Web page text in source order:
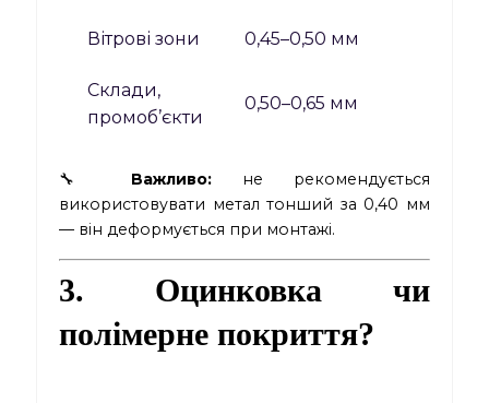
Вітрові зони 0,45–0,50 мм
Склади,
промоб’єкти
0,50–0,65 мм
🔧 Важливо: не рекомендується
використовувати метал тонший за 0,40 мм
— він деформується при монтажі.
3. Оцинковка чи
полімерне покриття?